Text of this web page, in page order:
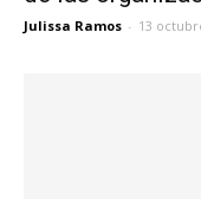
Julissa Ramos - 13